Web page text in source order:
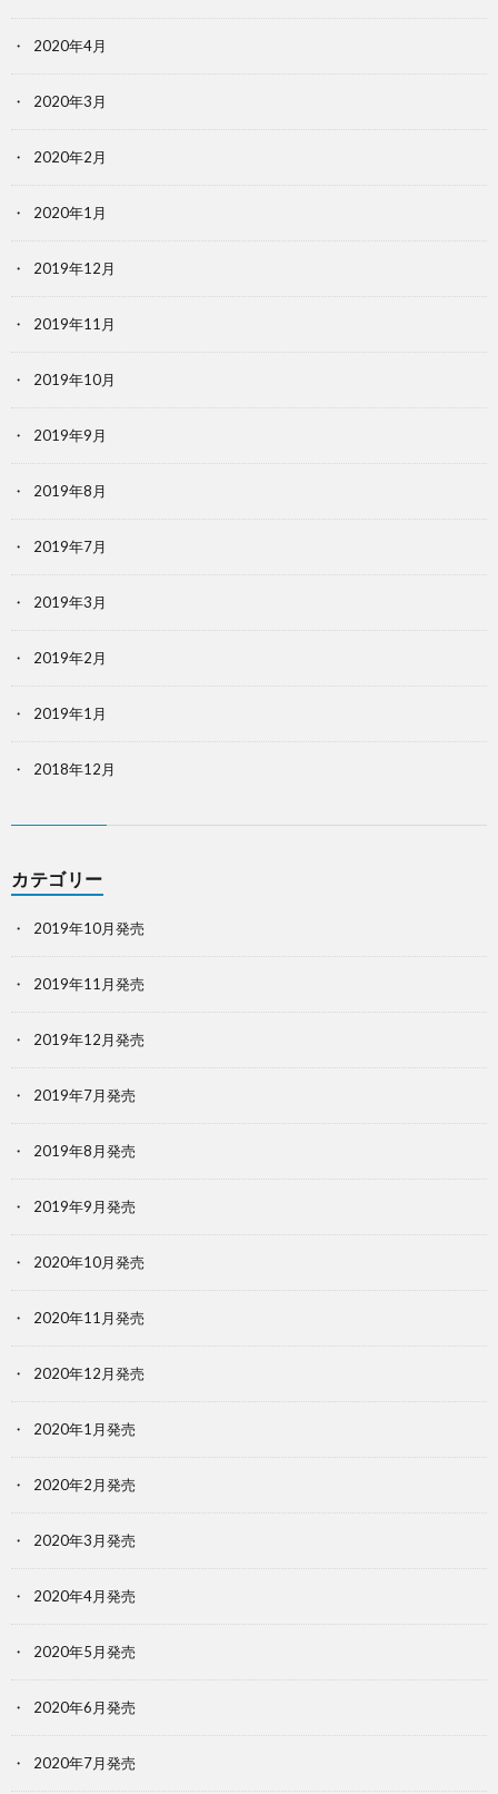
2020年4月
2020年3月
2020年2月
2020年1月
2019年12月
2019年11月
2019年10月
2019年9月
2019年8月
2019年7月
2019年3月
2019年2月
2019年1月
2018年12月
カテゴリー
2019年10月発売
2019年11月発売
2019年12月発売
2019年7月発売
2019年8月発売
2019年9月発売
2020年10月発売
2020年11月発売
2020年12月発売
2020年1月発売
2020年2月発売
2020年3月発売
2020年4月発売
2020年5月発売
2020年6月発売
2020年7月発売